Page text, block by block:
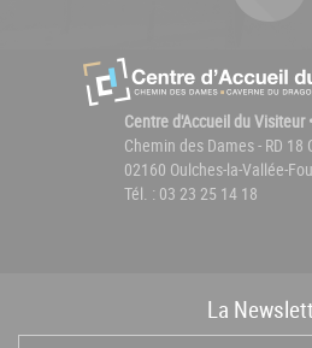
Centre d'Accueil du Visiteur
Chemin des Dames - RD 18
02160 Oulches-la-Vallée-
Tél. : 03 23 25 14 18
La News